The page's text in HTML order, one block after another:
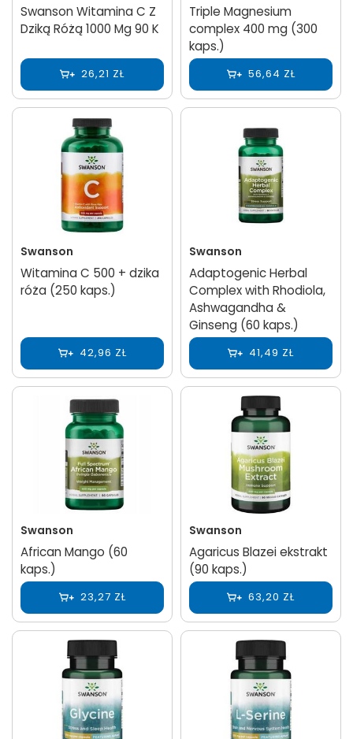
Swanson Witamina C Z
Dziką Różą 1000 Mg 90 K
26,21 ZŁ
Triple Magnesium
complex 400 mg (300
kaps.)
56,64 ZŁ
Swanson
Witamina C 500 + dzika
róża (250 kaps.)
42,96 ZŁ
Swanson
Adaptogenic Herbal
Complex with Rhodiola,
Ashwagandha &
Ginseng (60 kaps.)
41,49 ZŁ
Swanson
African Mango (60
kaps.)
23,27 ZŁ
Swanson
Agaricus Blazei ekstrakt
(90 kaps.)
63,20 ZŁ